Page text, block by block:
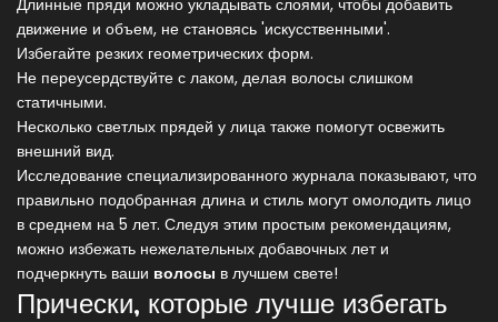
Длинные пряди можно укладывать слоями, чтобы добавить
движение и объем, не становясь 'искусственными'.
Избегайте резких геометрических форм.
Не переусердствуйте с лаком, делая волосы слишком
статичными.
Несколько светлых прядей у лица также помогут освежить
внешний вид.
Исследование специализированного журнала показывают, что
правильно подобранная длина и стиль могут омолодить лицо
в среднем на 5 лет. Следуя этим простым рекомендациям,
можно избежать нежелательных добавочных лет и
подчеркнуть ваши волосы в лучшем свете!
Прически, которые лучше избегать